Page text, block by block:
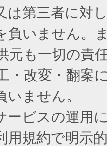
は第三者に対
負いません。
元も一切の責
・改変・翻案
ません。
ビスの運用
用規約で明示